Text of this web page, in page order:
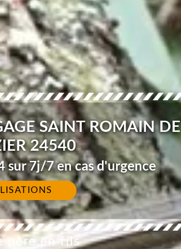
SAINT ROMAIN DE
24540
7j/7 en cas d'urgence
père en fils